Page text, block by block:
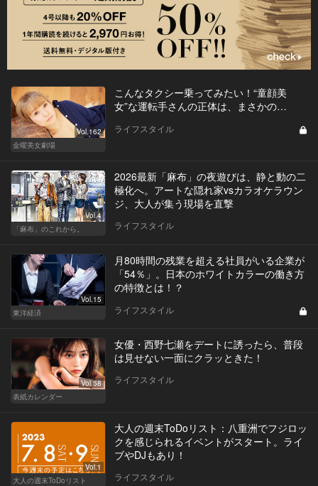
Vol.162
金曜美女劇場
こんなタクシー乗ってみたい！“童顔美
女”な運転手さんの正体は、まさかの…
ライフスタイル
Vol.4
「麻布」のこれから。
2026最新「麻布」の夜遊びは、静と動の二
極化へ。アートな隠れ家vsカラオケラウン
ジ、大人が集う現場を直撃
ライフスタイル
Vol.15
東洋経済
月80時間の残業を超える社員がいる企業が
「54％」。日本のホワイトカラーの働き方
の特徴とは！？
ライフスタイル
Vol.58
表紙カレンダー
女優・西野七瀬をデートに誘ったら、普段
は見せない一面にクラッときた！
ライフスタイル
Vol.1
大人の週末ToDoリスト
大人の週末ToDoリスト：八重洲でフジロッ
クを感じられるイベントがスタート。ライ
ブやDJもあり！
ライフスタイル